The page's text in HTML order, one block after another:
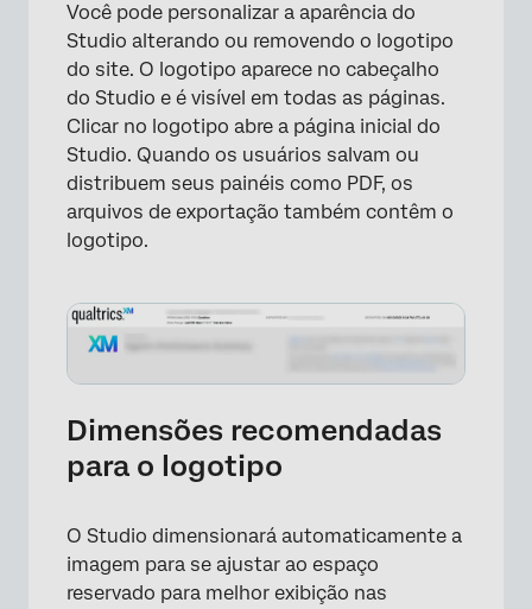
Você pode personalizar a aparência do
Studio alterando ou removendo o logotipo
do site. O logotipo aparece no cabeçalho
do Studio e é visível em todas as páginas.
Clicar no logotipo abre a página inicial do
Studio. Quando os usuários salvam ou
distribuem seus painéis como PDF, os
arquivos de exportação também contêm o
logotipo.
Dimensões recomendadas
para o logotipo
O Studio dimensionará automaticamente a
imagem para se ajustar ao espaço
reservado para melhor exibição nas